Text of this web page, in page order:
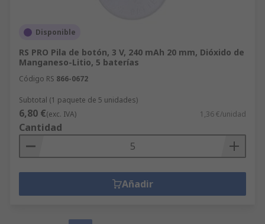
Disponible
RS PRO Pila de botón, 3 V, 240 mAh 20 mm, Dióxido de
Manganeso-Litio, 5 baterías
Código RS 866-0672
Subtotal (1 paquete de 5 unidades)
6,80 €(exc. IVA) 1,36 €/unidad
Cantidad
Añadir